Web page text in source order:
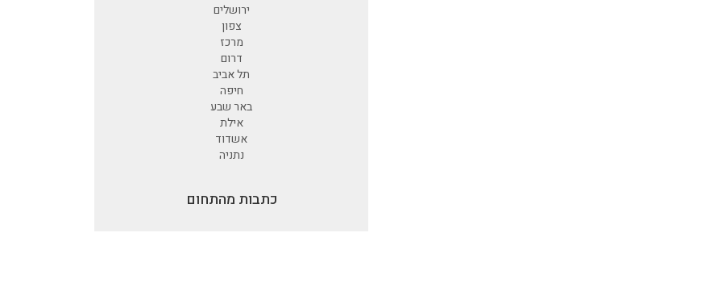
ירושלים
צפון
מרכז
דרום
תל אביב
חיפה
באר שבע
אילת
אשדוד
נתניה
כתבות מהתחום